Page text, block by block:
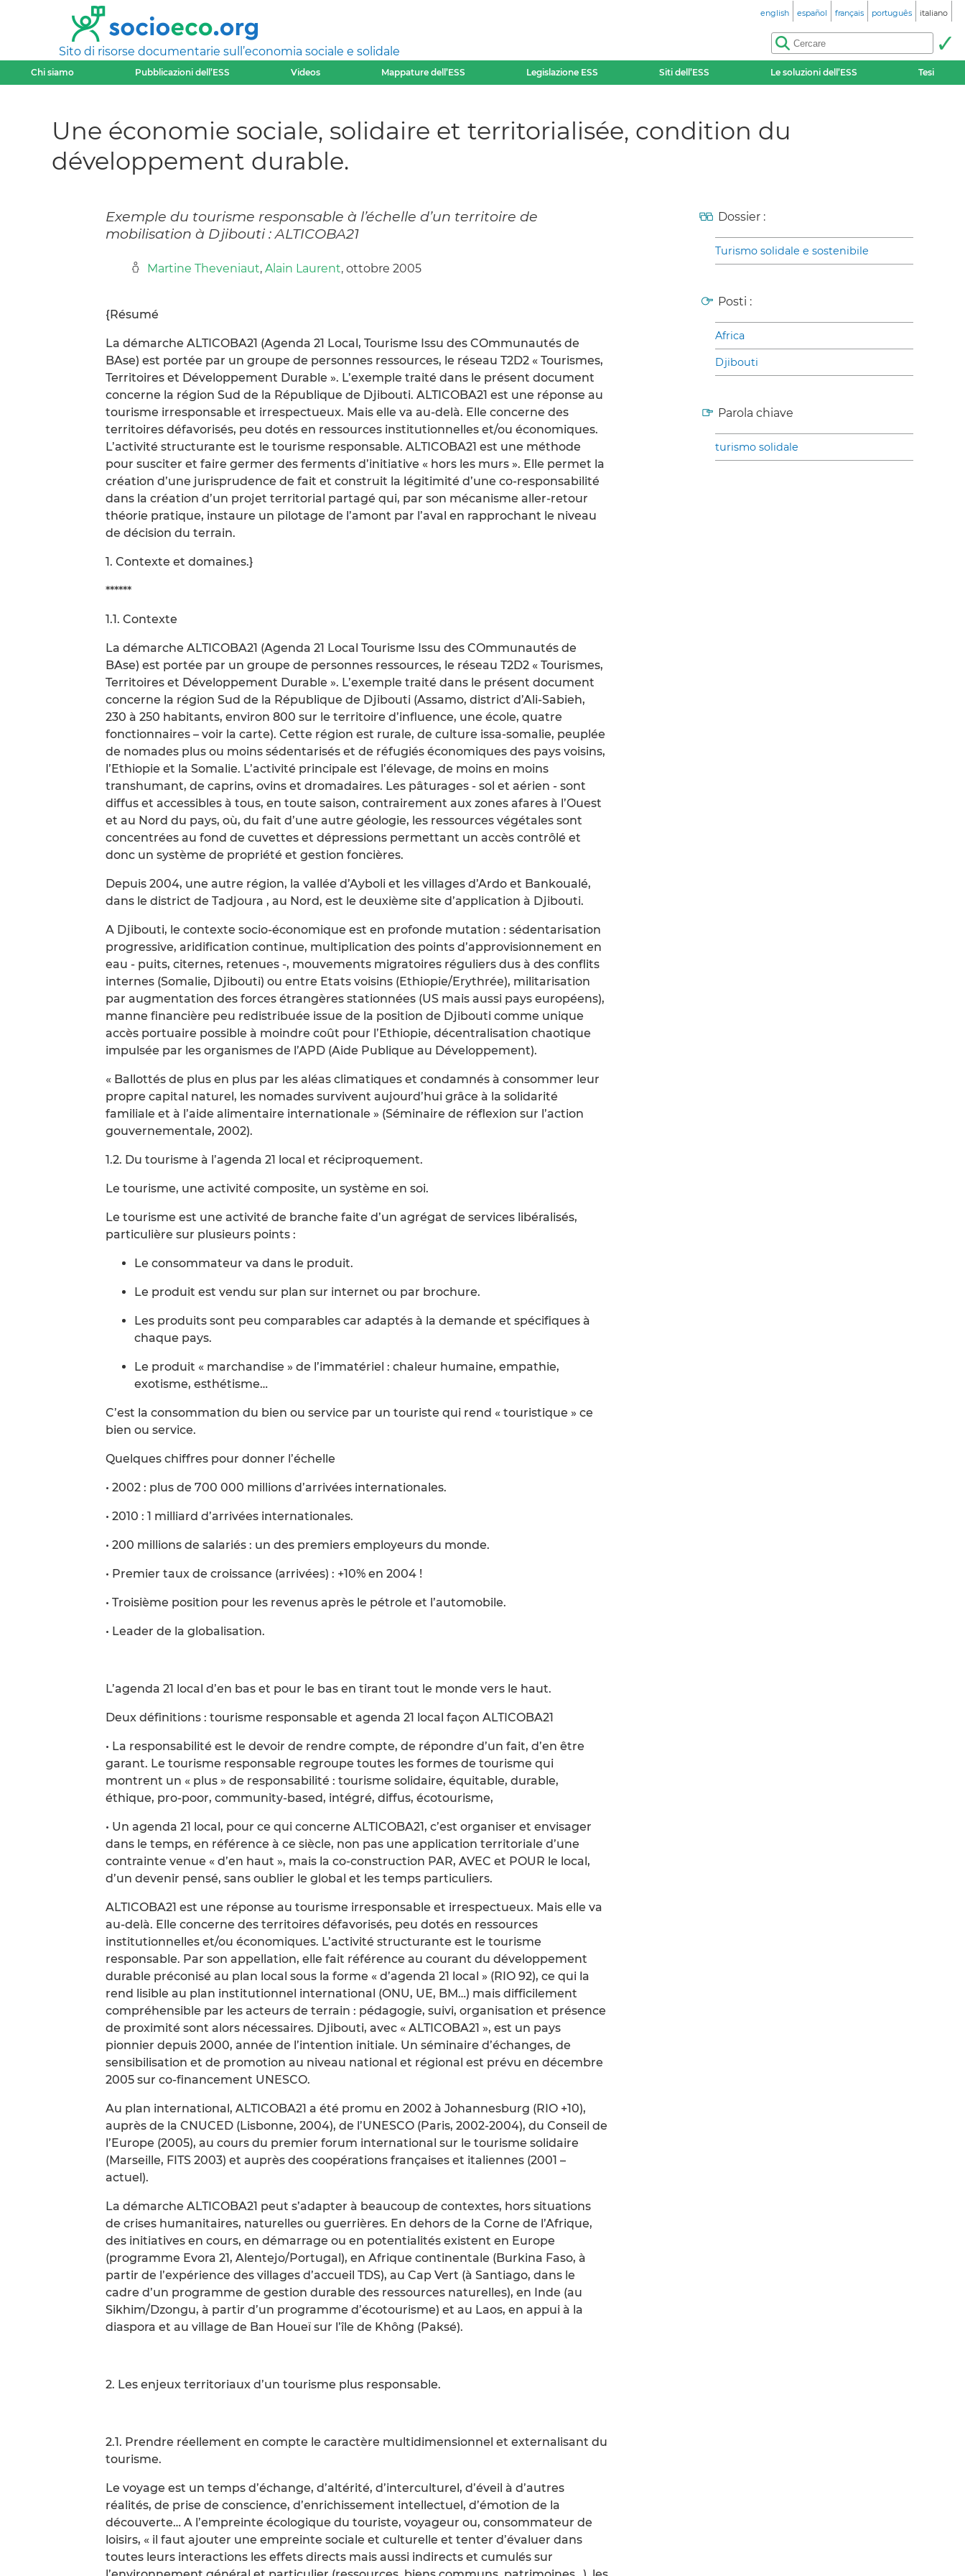
Sito di risorse documentarie sull’economia sociale e solidale
english español français português italiano
Chi siamo Pubblicazioni dell’ESS Videos Mappature dell’ESS Legislazione ESS Siti dell’ESS Le soluzioni dell’ESS Tesi
Une économie sociale, solidaire et territorialisée, condition du
développement durable.
Exemple du tourisme responsable à l’échelle d’un territoire de
mobilisation à Djibouti : ALTICOBA21
Martine Theveniaut, Alain Laurent, ottobre 2005
{Résumé
La démarche ALTICOBA21 (Agenda 21 Local, Tourisme Issu des COmmunautés de
BAse) est portée par un groupe de personnes ressources, le réseau T2D2 « Tourismes,
Territoires et Développement Durable ». L’exemple traité dans le présent document
concerne la région Sud de la République de Djibouti. ALTICOBA21 est une réponse au
tourisme irresponsable et irrespectueux. Mais elle va au-delà. Elle concerne des
territoires défavorisés, peu dotés en ressources institutionnelles et/ou économiques.
L’activité structurante est le tourisme responsable. ALTICOBA21 est une méthode
pour susciter et faire germer des ferments d’initiative « hors les murs ». Elle permet la
création d’une jurisprudence de fait et construit la légitimité d’une co-responsabilité
dans la création d’un projet territorial partagé qui, par son mécanisme aller-retour
théorie pratique, instaure un pilotage de l’amont par l’aval en rapprochant le niveau
de décision du terrain.
1. Contexte et domaines.}
******
1.1. Contexte
La démarche ALTICOBA21 (Agenda 21 Local Tourisme Issu des COmmunautés de
BAse) est portée par un groupe de personnes ressources, le réseau T2D2 « Tourismes,
Territoires et Développement Durable ». L’exemple traité dans le présent document
concerne la région Sud de la République de Djibouti (Assamo, district d’Ali-Sabieh,
230 à 250 habitants, environ 800 sur le territoire d’influence, une école, quatre
fonctionnaires – voir la carte). Cette région est rurale, de culture issa-somalie, peuplée
de nomades plus ou moins sédentarisés et de réfugiés économiques des pays voisins,
l’Ethiopie et la Somalie. L’activité principale est l’élevage, de moins en moins
transhumant, de caprins, ovins et dromadaires. Les pâturages - sol et aérien - sont
diffus et accessibles à tous, en toute saison, contrairement aux zones afares à l’Ouest
et au Nord du pays, où, du fait d’une autre géologie, les ressources végétales sont
concentrées au fond de cuvettes et dépressions permettant un accès contrôlé et
donc un système de propriété et gestion foncières.
Depuis 2004, une autre région, la vallée d’Ayboli et les villages d’Ardo et Bankoualé,
dans le district de Tadjoura , au Nord, est le deuxième site d’application à Djibouti.
A Djibouti, le contexte socio-économique est en profonde mutation : sédentarisation
progressive, aridification continue, multiplication des points d’approvisionnement en
eau - puits, citernes, retenues -, mouvements migratoires réguliers dus à des conflits
internes (Somalie, Djibouti) ou entre Etats voisins (Ethiopie/Erythrée), militarisation
par augmentation des forces étrangères stationnées (US mais aussi pays européens),
manne financière peu redistribuée issue de la position de Djibouti comme unique
accès portuaire possible à moindre coût pour l’Ethiopie, décentralisation chaotique
impulsée par les organismes de l’APD (Aide Publique au Développement).
« Ballottés de plus en plus par les aléas climatiques et condamnés à consommer leur
propre capital naturel, les nomades survivent aujourd’hui grâce à la solidarité
familiale et à l’aide alimentaire internationale » (Séminaire de réflexion sur l’action
gouvernementale, 2002).
1.2. Du tourisme à l’agenda 21 local et réciproquement.
Le tourisme, une activité composite, un système en soi.
Le tourisme est une activité de branche faite d’un agrégat de services libéralisés,
particulière sur plusieurs points :
Le consommateur va dans le produit.
Le produit est vendu sur plan sur internet ou par brochure.
Les produits sont peu comparables car adaptés à la demande et spécifiques à
chaque pays.
Le produit « marchandise » de l’immatériel : chaleur humaine, empathie,
exotisme, esthétisme…
C’est la consommation du bien ou service par un touriste qui rend « touristique » ce
bien ou service.
Quelques chiffres pour donner l’échelle
• 2002 : plus de 700 000 millions d’arrivées internationales.
• 2010 : 1 milliard d’arrivées internationales.
• 200 millions de salariés : un des premiers employeurs du monde.
• Premier taux de croissance (arrivées) : +10% en 2004 !
• Troisième position pour les revenus après le pétrole et l’automobile.
• Leader de la globalisation.
L’agenda 21 local d’en bas et pour le bas en tirant tout le monde vers le haut.
Deux définitions : tourisme responsable et agenda 21 local façon ALTICOBA21
• La responsabilité est le devoir de rendre compte, de répondre d’un fait, d’en être
garant. Le tourisme responsable regroupe toutes les formes de tourisme qui
montrent un « plus » de responsabilité : tourisme solidaire, équitable, durable,
éthique, pro-poor, community-based, intégré, diffus, écotourisme,
• Un agenda 21 local, pour ce qui concerne ALTICOBA21, c’est organiser et envisager
dans le temps, en référence à ce siècle, non pas une application territoriale d’une
contrainte venue « d’en haut », mais la co-construction PAR, AVEC et POUR le local,
d’un devenir pensé, sans oublier le global et les temps particuliers.
ALTICOBA21 est une réponse au tourisme irresponsable et irrespectueux. Mais elle va
au-delà. Elle concerne des territoires défavorisés, peu dotés en ressources
institutionnelles et/ou économiques. L’activité structurante est le tourisme
responsable. Par son appellation, elle fait référence au courant du développement
durable préconisé au plan local sous la forme « d’agenda 21 local » (RIO 92), ce qui la
rend lisible au plan institutionnel international (ONU, UE, BM…) mais difficilement
compréhensible par les acteurs de terrain : pédagogie, suivi, organisation et présence
de proximité sont alors nécessaires. Djibouti, avec « ALTICOBA21 », est un pays
pionnier depuis 2000, année de l’intention initiale. Un séminaire d’échanges, de
sensibilisation et de promotion au niveau national et régional est prévu en décembre
2005 sur co-financement UNESCO.
Au plan international, ALTICOBA21 a été promu en 2002 à Johannesburg (RIO +10),
auprès de la CNUCED (Lisbonne, 2004), de l’UNESCO (Paris, 2002-2004), du Conseil de
l’Europe (2005), au cours du premier forum international sur le tourisme solidaire
(Marseille, FITS 2003) et auprès des coopérations françaises et italiennes (2001 –
actuel).
La démarche ALTICOBA21 peut s’adapter à beaucoup de contextes, hors situations
de crises humanitaires, naturelles ou guerrières. En dehors de la Corne de l’Afrique,
des initiatives en cours, en démarrage ou en potentialités existent en Europe
(programme Evora 21, Alentejo/Portugal), en Afrique continentale (Burkina Faso, à
partir de l’expérience des villages d’accueil TDS), au Cap Vert (à Santiago, dans le
cadre d’un programme de gestion durable des ressources naturelles), en Inde (au
Sikhim/Dzongu, à partir d’un programme d’écotourisme) et au Laos, en appui à la
diaspora et au village de Ban Houeï sur l’île de Không (Paksé).
2. Les enjeux territoriaux d’un tourisme plus responsable.
2.1. Prendre réellement en compte le caractère multidimensionnel et externalisant du
tourisme.
Le voyage est un temps d’échange, d’altérité, d’interculturel, d’éveil à d’autres
réalités, de prise de conscience, d’enrichissement intellectuel, d’émotion de la
découverte… A l’empreinte écologique du touriste, voyageur ou, consommateur de
loisirs, « il faut ajouter une empreinte sociale et culturelle et tenter d’évaluer dans
toutes leurs interactions les effets directs mais aussi indirects et cumulés sur
Dossier :
Turismo solidale e sostenibile
Posti :
Africa
Djibouti
Parola chiave
turismo solidale